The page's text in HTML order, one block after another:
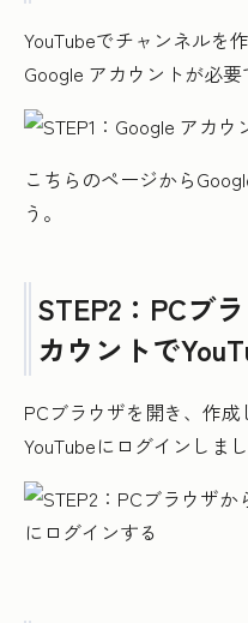
YouTubeでチャンネルを
Google アカウントが必要
こちらのページから
う。
STEP2：PCブ
カウントで
PCブラウザを開き、作
YouTubeにログインしまし